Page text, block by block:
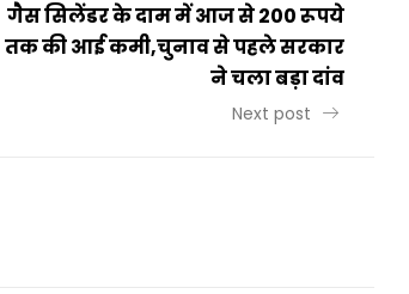
गैस सिलेंडर के दाम में आज से 200 रूपये
तक की आई कमी,चुनाव से पहले सरकार
ने चला बड़ा दांव
Next post